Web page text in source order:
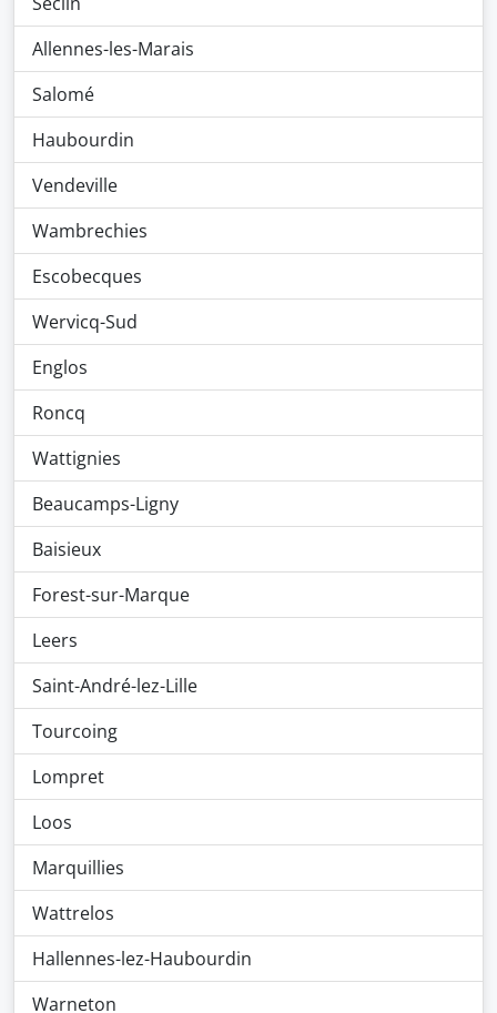
Allennes-les-Marais
Salomé
Haubourdin
Vendeville
Wambrechies
Escobecques
Wervicq-Sud
Englos
Roncq
Wattignies
Beaucamps-Ligny
Baisieux
Forest-sur-Marque
Leers
Saint-André-lez-Lille
Tourcoing
Lompret
Loos
Marquillies
Wattrelos
Hallennes-lez-Haubourdin
Warneton